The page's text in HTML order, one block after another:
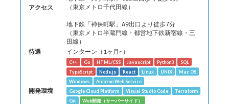
アクセス
（東京メトロ千代田線）
地下鉄「神保町駅」A9出口より徒歩7分
（東京メトロ半蔵門線・都営地下鉄新宿線・三
田線）
待遇 インターン（1ヶ月~）
開発環境
C++ Go HTML/CSS Javascript Python3
SQL
TypeScript
Node.js React Linux UNIX
Mac OS
Windows
Amazon Web Service
Google Cloud Platform
Visual Studio Code
Terraform
Git
Web開発（サーバーサイド）